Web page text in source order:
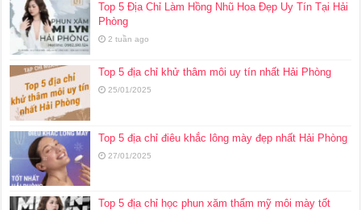
Top 5 Địa Chỉ Làm Hồng Nhũ Hoa Đẹp Uy Tín Tại Hải
Phòng
2 tuần ago
Top 5 địa chỉ khử thâm môi uy tín nhất Hải Phòng
25/01/2025
Top 5 địa chỉ điêu khắc lông mày đẹp nhất Hải Phòng
27/01/2025
Top 5 địa chỉ học phun xăm thẩm mỹ môi mày tốt